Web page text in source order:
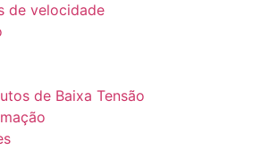
de velocidade
de Baixa Tensão